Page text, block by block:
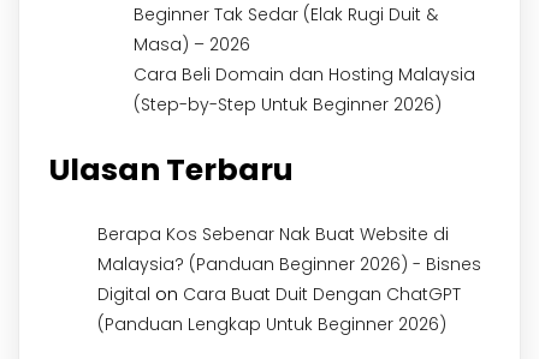
Beginner Tak Sedar (Elak Rugi Duit &
Masa) – 2026
Cara Beli Domain dan Hosting Malaysia
(Step-by-Step Untuk Beginner 2026)
Ulasan Terbaru
Berapa Kos Sebenar Nak Buat Website di
Malaysia? (Panduan Beginner 2026) - Bisnes
Digital on Cara Buat Duit Dengan ChatGPT
(Panduan Lengkap Untuk Beginner 2026)